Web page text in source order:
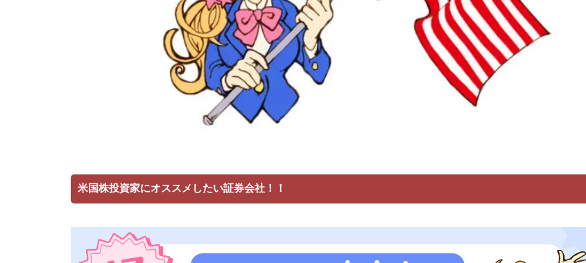
米国株投資家にオススメしたい証券会社！！